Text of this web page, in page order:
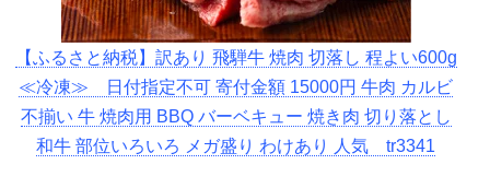
【ふるさと納税】訳あり 飛騨牛 焼肉 切落し 程よい600g
≪冷凍≫ 日付指定不可 寄付金額 15000円 牛肉 カルビ
不揃い 牛 焼肉用 BBQ バーベキュー 焼き肉 切り落とし
和牛 部位いろいろ メガ盛り わけあり 人気 tr3341